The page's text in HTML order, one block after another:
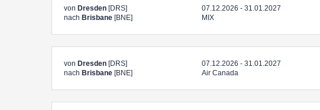
von Dresden [DRS]
nach Brisbane [BNE]
07.12.2026 - 31.01.2027
MIX
von Dresden [DRS]
nach Brisbane [BNE]
07.12.2026 - 31.01.2027
Air Canada